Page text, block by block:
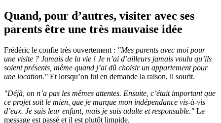
Quand, pour d’autres, visiter avec ses
parents être une très mauvaise idée
Frédéric le confie très ouvertement : "Mes parents avec moi pour
une visite ? Jamais de la vie ! Je n’ai d’ailleurs jamais voulu qu’ils
soient présents, même quand j’ai dû choisir un appartement pour
une location." Et lorsqu’on lui en demande la raison, il sourit.
"Déjà, on n’a pas les mêmes attentes. Ensuite, c’était important que
ce projet soit le mien, que je marque mon indépendance vis-à-vis
d’eux. Je suis leur enfant, mais je suis adulte et responsable." Le
message est passé et il est plutôt limpide.